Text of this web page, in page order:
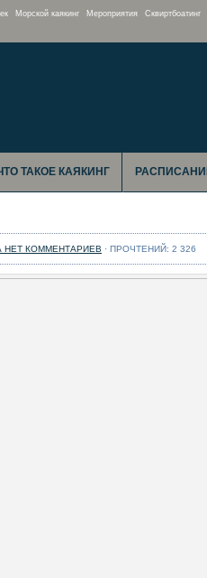
Морской каякинг Мероприятия Сквиртбоатинг
ТАКОЕ КАЯКИНГ
НЕТ КОММЕНТАРИЕВ · ПРОЧТЕНИЙ: 2 326